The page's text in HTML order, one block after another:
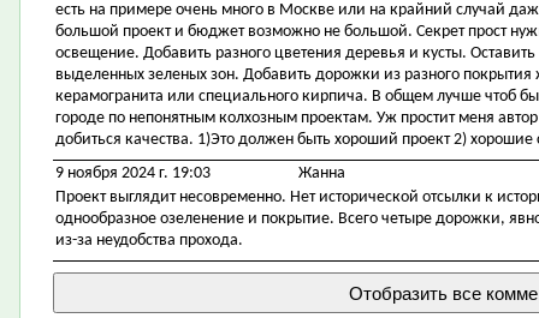
есть на примере очень много в Москве или на крайний случай
большой проект и бюджет возможно не большой. Секрет прост
освещение. Добавить разного цветения деревья и кусты.
выделенных зеленых зон. Добавить дорожки из разного покрытия
керамогранита или специального кирпича. В общем лучше чтоб
городе по непонятным колхозным проектам. Уж простит меня
добиться качества. 1)Это должен быть хороший проект 2) хорошие
9 ноября 2024 г. 19:03
Жанна
Проект выглядит несовременно. Нет исторической отсылки к
однообразное озеленение и покрытие. Всего четыре дорожки,
из-за неудобства прохода.